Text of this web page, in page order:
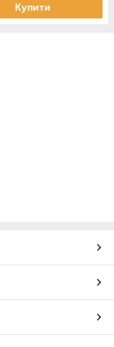
Купити